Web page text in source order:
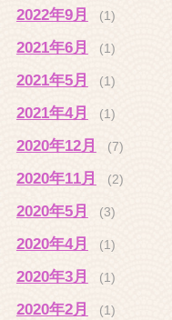
2022年9月 (1)
2021年6月 (1)
2021年5月 (1)
2021年4月 (1)
2020年12月 (7)
2020年11月 (2)
2020年5月 (3)
2020年4月 (1)
2020年3月 (1)
2020年2月 (1)